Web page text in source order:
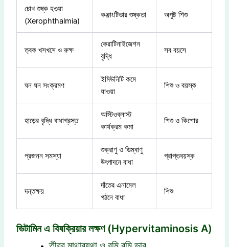
চোখ শুষ্ক হওয়া
(Xerophthalmia)
কঞ্জাংটিভার শুষ্কতা অপুষ্ট শিশু
ত্বক খসখসে ও রুক্ষ
কেরাটিনাইজেশন
বৃদ্ধি
সব বয়সে
ঘন ঘন সংক্রমণ
ইমিউনিটি কমে
যাওয়া
শিশু ও বয়স্ক
হাড়ের বৃদ্ধি বাধাগ্রস্ত
অস্টিওব্লাস্ট
কার্যক্রম কমা
শিশু ও কিশোর
প্রজনন সমস্যা
শুক্রাণু ও ডিম্বাণু
উৎপাদনে বাধা
প্রাপ্তবয়স্ক
দন্তক্ষয়
দাঁতের এনামেল
গঠনে বাধা
শিশু
ভিটামিন এ বিষক্রিয়ার লক্ষণ (Hypervitaminosis A)